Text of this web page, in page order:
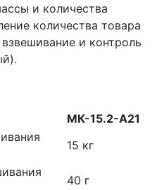
и количества
количества товара
и контроль
).
МК-15.2-А21
15 кг
40 г